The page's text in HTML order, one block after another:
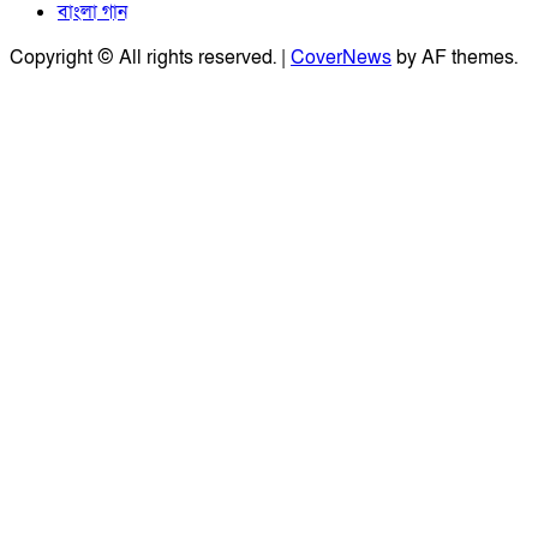
বাংলা গান
Copyright © All rights reserved. | CoverNewsby AF themes.